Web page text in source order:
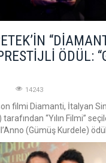
ÖDÜL:
14243
filmi Diamanti, İtalyan
“Yılın Filmi”
(Gümüş Kurdele)